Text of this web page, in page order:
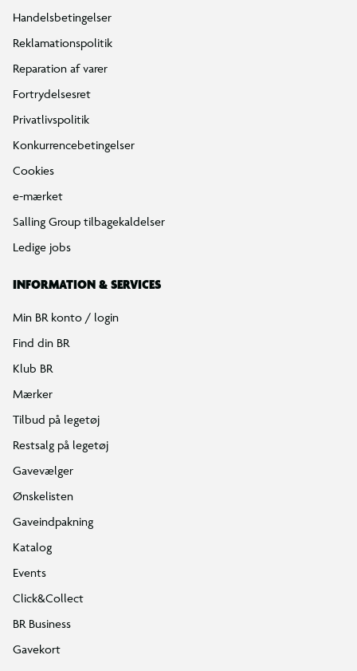
Handelsbetingelser
Reklamationspolitik
Reparation af varer
Fortrydelsesret
Privatlivspolitik
Konkurrencebetingelser
Cookies
e-mærket
Salling Group tilbagekaldelser
Ledige jobs
INFORMATION & SERVICES
Min BR konto / login
Find din BR
Klub BR
Mærker
Tilbud på legetøj
Restsalg på legetøj
Gavevælger
Ønskelisten
Gaveindpakning
Katalog
Events
Click&Collect
BR Business
Gavekort